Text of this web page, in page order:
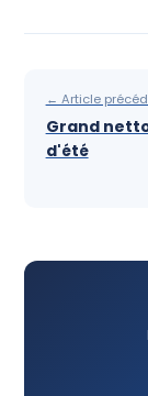
← Article
Grand
d'été